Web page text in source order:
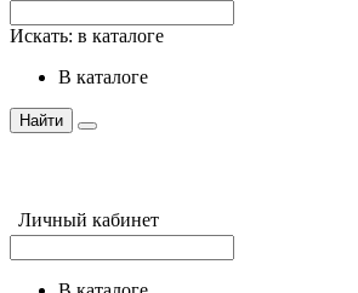
Искать: в каталоге
в каталоге
Найти
Личный кабинет